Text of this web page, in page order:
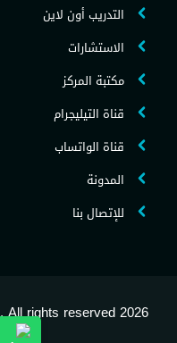
التدريب أون لاين
الاستشارات
مكتبة المركز
قناة التيليجرام
قناة الواتساب
المدونة
للإتصال بنا
2026 CAME Center - camecenter.com, All rights reserved